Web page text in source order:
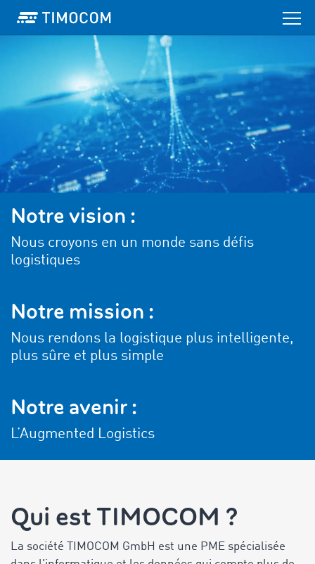
Notre vision :
Nous croyons en un monde sans défis
logistiques
Notre mission :
Nous rendons la logistique plus intelligente,
plus sûre et plus simple
Notre avenir :
L’Augmented Logistics
Qui est TIMOCOM ?
La société TIMOCOM GmbH est une PME spécialisée